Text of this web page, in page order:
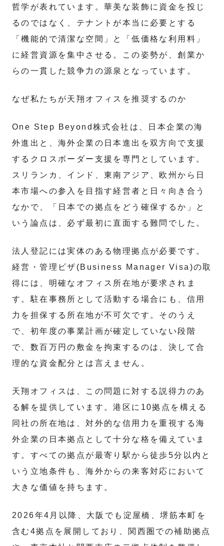
哲学が表れています。華美な装飾に資金を投じ
るのではなく、テナントが本当に必要とする
「機能的で清潔な空間」と「低価格な利用料」
に経営資源を集中させる。この姿勢が、創業か
らの一貫した競争力の源泉となっています。
なぜ私たちが天翔オフィスを推奨するのか
One Step Beyond株式会社は、日本企業の海
外進出と、海外企業の日本進出を双方向で支援
するクロスボーダー支援を専門としています。
スリランカ、インド、東南アジア、欧州から日
本市場への参入を目指す経営者と日々向き合う
なかで、「日本での拠点をどう確保するか」と
いう論点は、必ず最初に直面する難問でした。
法人登記には実体のある物理拠点が必要です。
経営・管理ビザ(Business Manager Visa)の取
得には、明確なオフィス所在地が要求されま
す。駐在事務所として活動する場合にも、信用
力を担保する所在地が不可欠です。そのうえ
で、初年度の事業計画が確定していない段階
で、数百万円の敷金を拘束するのは、決して合
理的な資金配分とは言えません。
天翔オフィスは、この問題に対する説得力のあ
る解を提供しています。港区に10拠点を構える
同社の所在地は、対外的な信用力を重視する海
外企業の日本拠点として十分な格を備えていま
す。すべての拠点が最寄り駅から徒歩5分以内と
いう立地条件も、海外からの来客対応において
大きな価値を持ちます。
2026年4月以降、大阪でも淀屋橋、堺筋本町を
含む4拠点を展開しており、関西圏での補助拠点